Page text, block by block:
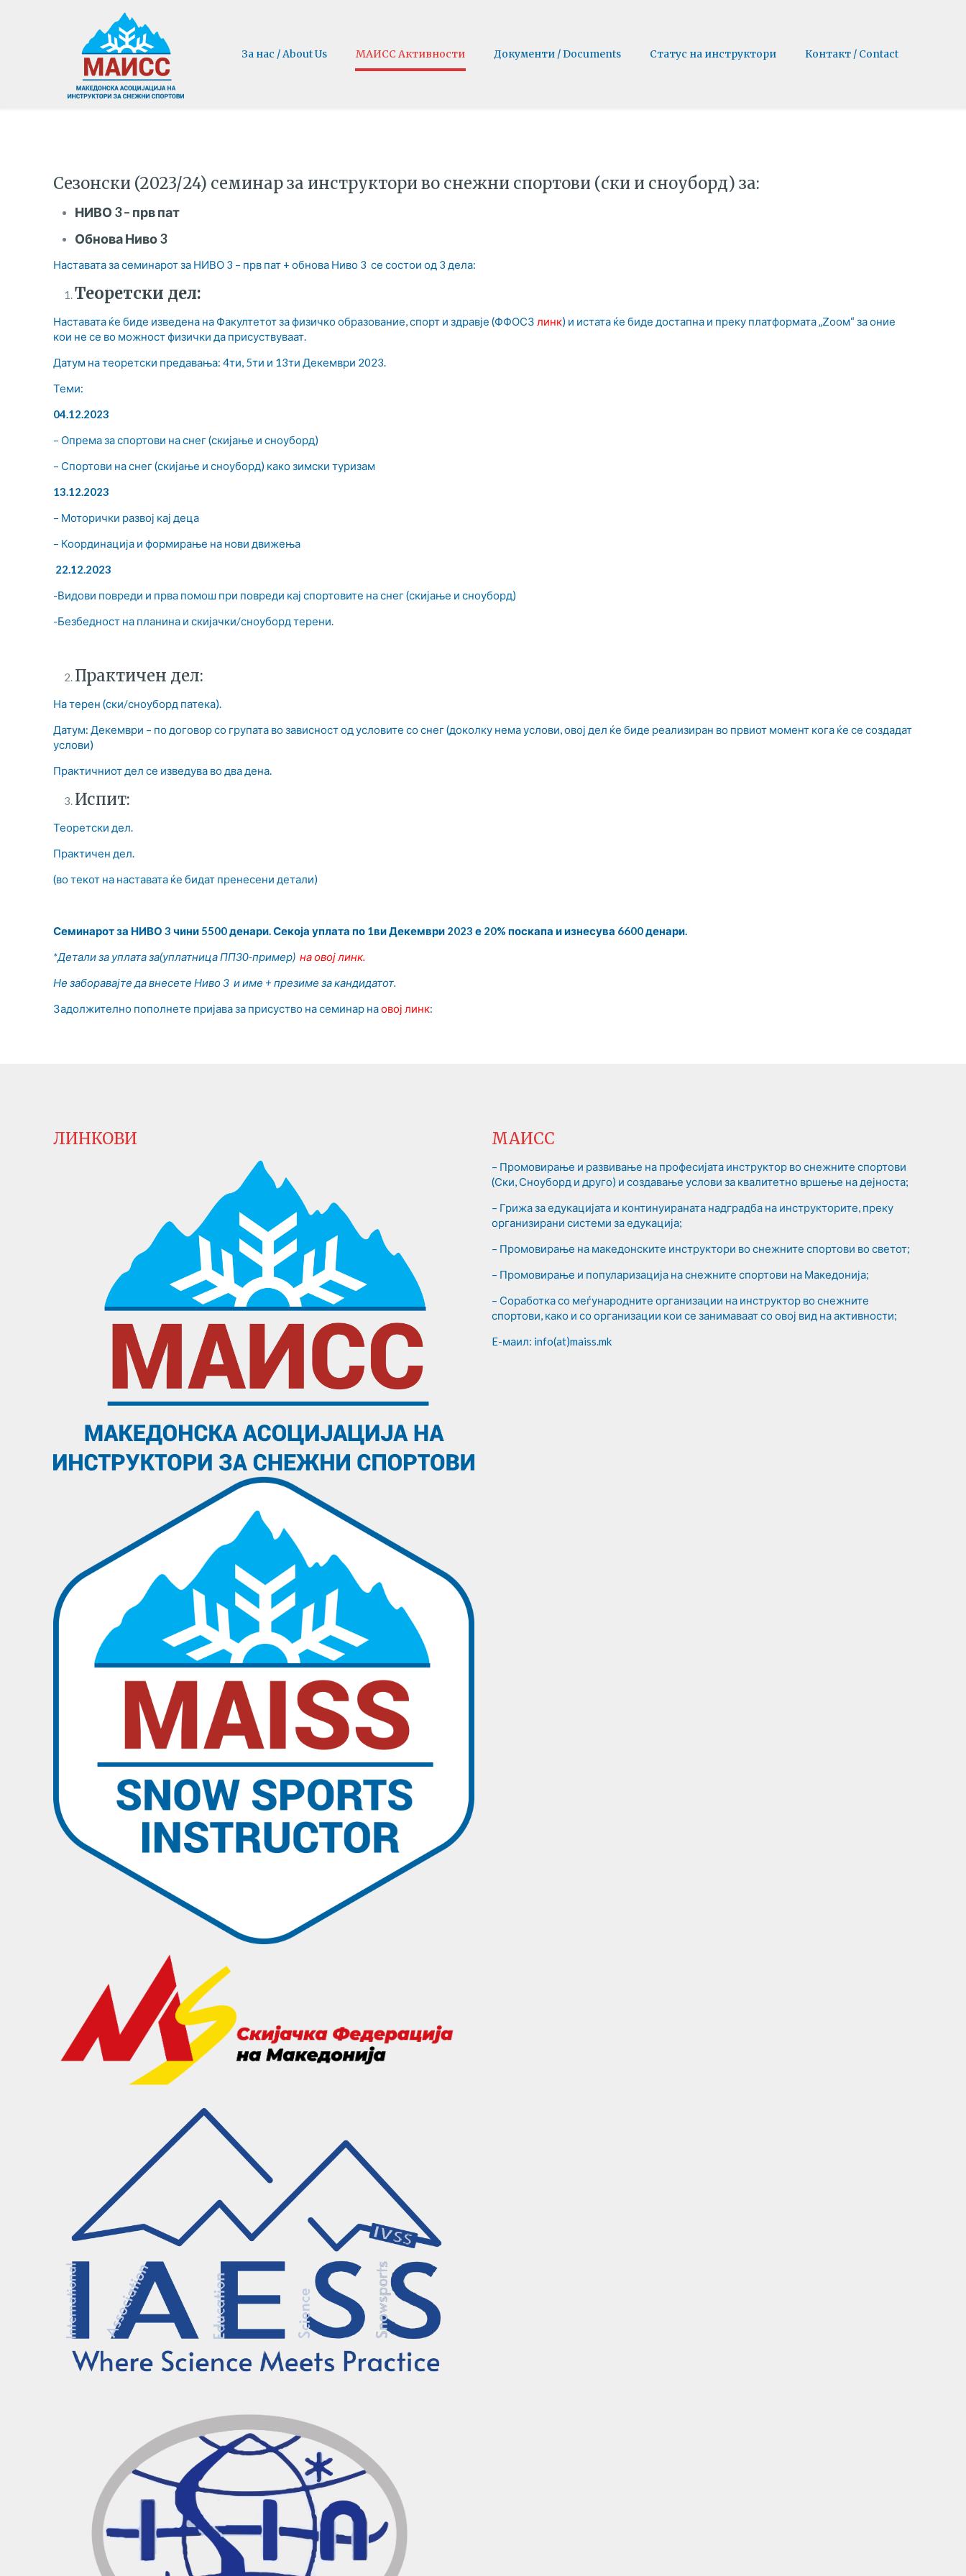
За нас / About Us МАИСС Активности Документи / Documents Статус на инструктори Контакт / Contact
Сезонски (2023/24) семинар за инструктори во снежни спортови (ски и сноуборд) за:
НИВО 3– прв пат
Обнова Ниво 3
Наставата за семинарот за НИВО 3 – прв пат + обнова Ниво 3 се состои од 3 дела:
Теоретски дел:
Наставата ќе биде изведена на Факултетот за физичко образование, спорт и здравје (ФФОСЗлинк) и истата ќе биде достапна и преку платформата „Zоом“ за оние
кои не се во можност физички да присуствуваат.
Датум на теоретски предавања: 4ти, 5ти и 13ти Декември 2023.
Теми:
04.12.2023
– Опрема за спортови на снег (скијање и сноуборд)
– Спортови на снег (скијање и сноуборд) како зимски туризам
13.12.2023
– Моторички развој кај деца
– Координација и формирање на нови движења
22.12.2023
-Видови повреди и прва помош при повреди кај спортовите на снег (скијање и сноуборд)
-Безбедност на планина и скијачки/сноуборд терени.
Практичен дел:
На терен (ски/сноуборд патека).
Датум: Декември – по договор со групата во зависност од условите со снег (доколку нема услови, овој дел ќе биде реализиран во првиот момент кога ќе се создадат
услови)
Практичниот дел се изведува во два дена.
Испит:
Теоретски дел.
Практичен дел.
(во текот на наставата ќе бидат пренесени детали)
Семинарот за НИВО 3 чини 5500 денари. Секоја уплата по 1ви Декември 2023 е 20% поскапа и изнесува 6600 денари.
*Детали за уплата за(уплатница ПП30-пример) на овој линк.
Не заборавајте да внесете Ниво 3 ииме + презиме за кандидатот.
Задолжително пополнете пријава за присуство на семинар наовој линк:
ЛИНКОВИ МАИСС
– Промовирање и развивање на професијата инструктор во снежните спортови
(Ски, Сноуборд и друго) и создавање услови за квалитетно вршење на дејноста;
– Грижа за едукацијата и континуираната надградба на инструкторите, преку
организирани системи за едукација;
– Промовирање на македонските инструктори во снежните спортови во светот;
– Промовирање и популаризација на снежните спортови на Македонија;
– Соработка со меѓународните организации на инструктор во снежните
спортови, како и со организации кои се занимаваат со овој вид на активности;
E-маил: info(at)maiss.mk